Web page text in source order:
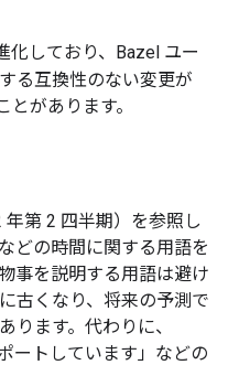
化しており、Bazel ユー
る互換性のない変更が
があります。
第 2 四半期）を参照し
どの時間に関する用語を
事を説明する用語は避け
古くなり、将来の予測で
ります。代わりに、
ートしています」などの